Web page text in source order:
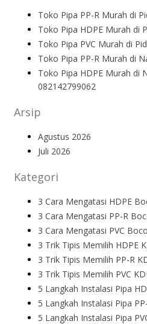
Toko Pipa PP-R Murah di
Toko Pipa HDPE Murah di
Toko Pipa PVC Murah di
Toko Pipa PP-R Murah di
Toko Pipa HDPE Murah di
082142799062
Arsip
Agustus 2026
Juli 2026
Kategori
3 Cara Mengatasi HDPE
3 Cara Mengatasi PP-R
3 Cara Mengatasi PVC
3 Trik Tipis Memilih HDPE
3 Trik Tipis Memilih PP-R
3 Trik Tipis Memilih PVC
5 Langkah Instalasi Pipa
5 Langkah Instalasi Pipa
5 Langkah Instalasi Pipa